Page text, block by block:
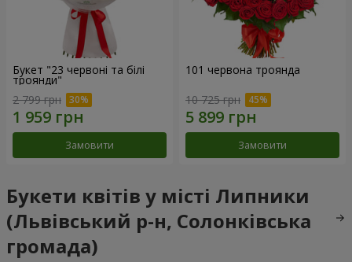
Букет "23 червоні та білі
троянди"
2 799 грн
Замовити
101 червона троянда
10 725 грн
Замовити
Букети квітів у місті Липники
(Львівський р-н, Солонківська
громада)